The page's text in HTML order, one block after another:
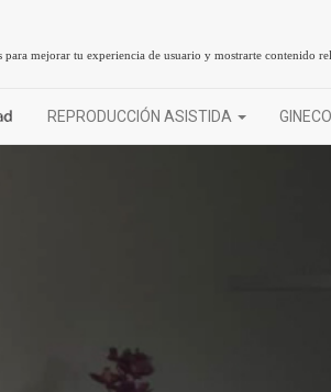
para mejorar tu experiencia de usuario y mostrarte contenido
REPRODUCCIÓN ASISTIDA